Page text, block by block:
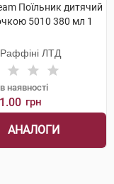
Поїльник дитячий
5010 380 мл 1
Раффіні ЛТД
наявності
грн
АНАЛОГИ